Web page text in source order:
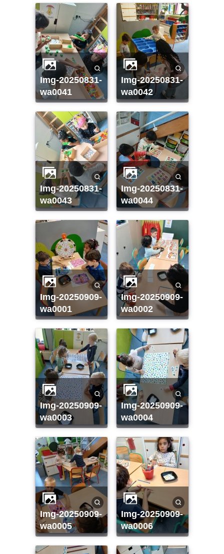
img-20250831-
wa0041
img-20250831-
wa0042
img-20250831-
wa0043
img-20250831-
wa0044
img-20250909-
wa0001
img-20250909-
wa0002
img-20250909-
wa0003
img-20250909-
wa0004
img-20250909-
wa0005
img-20250909-
wa0006